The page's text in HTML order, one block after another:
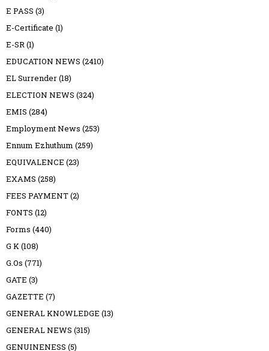
E PASS (3)
E-Certificate (1)
E-SR(1)
EDUCATION NEWS (2410)
EL Surrender(18)
ELECTION NEWS (324)
EMIS (284)
Employment News (253)
Ennum Ezhuthum (259)
EQUIVALENCE (23)
EXAMS (258)
FEES PAYMENT(2)
FONTS (12)
Forms (440)
G K(108)
G.Os (771)
GATE (3)
GAZETTE (7)
GENERAL KNOWLEDGE (13)
GENERAL NEWS (315)
GENUINENESS (5)